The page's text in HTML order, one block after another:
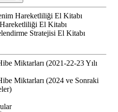
Hareketliliği El Kitabı
El Kitabı
Stratejisi El Kitabı
Miktarları (2021-22-23 Yılı
Miktarları (2024 ve Sonraki